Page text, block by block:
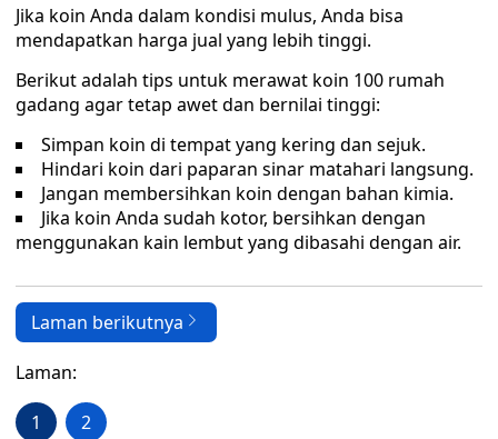
Jika koin Anda dalam kondisi mulus, Anda bisa
mendapatkan harga jual yang lebih tinggi.
Berikut adalah tips untuk merawat koin 100 rumah
gadang agar tetap awet dan bernilai tinggi:
Simpan koin di tempat yang kering dan sejuk.
Hindari koin dari paparan sinar matahari langsung.
Jangan membersihkan koin dengan bahan kimia.
Jika koin Anda sudah kotor, bersihkan dengan
menggunakan kain lembut yang dibasahi dengan air.
Laman berikutnya
Laman:
1 2